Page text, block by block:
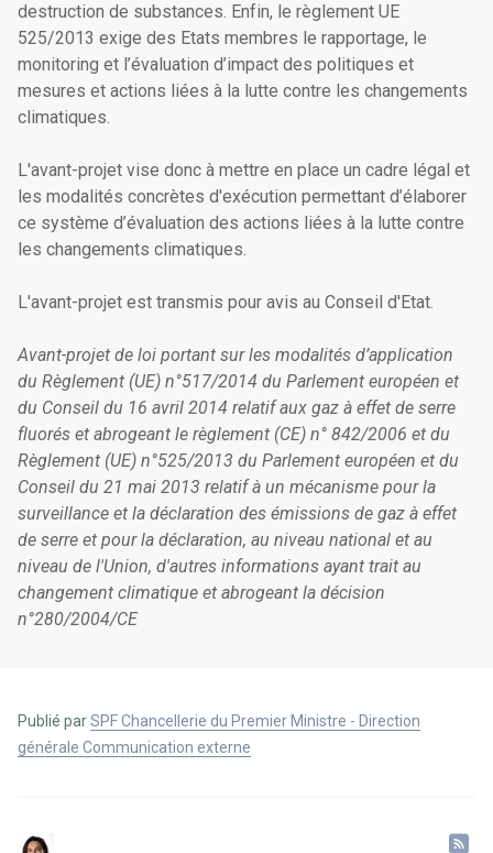
destruction de substances. Enfin, le règlement UE
525/2013 exige des Etats membres le rapportage, le
monitoring et l’évaluation d’impact des politiques et
mesures et actions liées à la lutte contre les changements
climatiques.
L'avant-projet vise donc à mettre en place un cadre légal et
les modalités concrètes d'exécution permettant d’élaborer
ce système d’évaluation des actions liées à la lutte contre
les changements climatiques.
L'avant-projet est transmis pour avis au Conseil d'Etat.
Avant-projet de loi portant sur les modalités d’application
du Règlement (UE) n°517/2014 du Parlement européen et
du Conseil du 16 avril 2014 relatif aux gaz à effet de serre
fluorés et abrogeant le règlement (CE) n° 842/2006 et du
Règlement (UE) n°525/2013 du Parlement européen et du
Conseil du 21 mai 2013 relatif à un mécanisme pour la
surveillance et la déclaration des émissions de gaz à effet
de serre et pour la déclaration, au niveau national et au
niveau de l'Union, d'autres informations ayant trait au
changement climatique et abrogeant la décision
n°280/2004/CE
Publié parSPF Chancellerie du Premier Ministre - Direction
générale Communication externe